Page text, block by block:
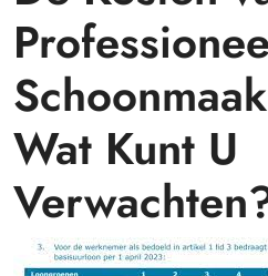
Wat Kunt U